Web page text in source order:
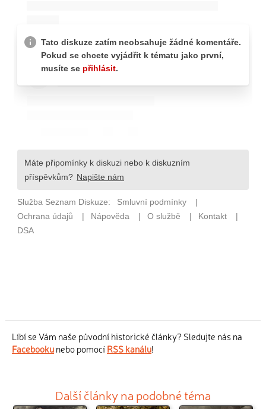
Líbí se Vám naše původní historické články? Sledujte nás na
Facebookunebo pomocí RSS kanálu!
Další články na podobné téma